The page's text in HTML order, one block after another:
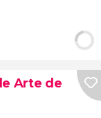
Arte de